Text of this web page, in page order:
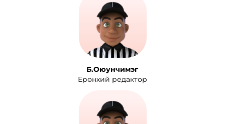
Б.Оюунчимэг
Ерөнхий редактор